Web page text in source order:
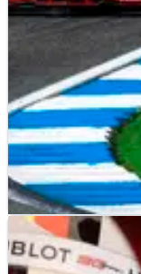
F1 NEWS
Leclerc